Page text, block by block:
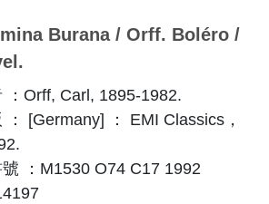
Burana / Orff. Boléro /
：Orff, Carl, 1895-1982.
： [Germany] ： EMI Classics，
：M1530 O74 C17 1992